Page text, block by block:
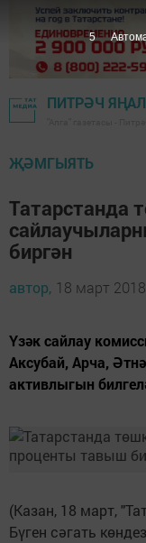
ПИТРӘЧ
ҖӘМГЫЯТЬ
Татарстанда
биргән
автор, 18 март
Үзәк сайлау
Аксубай, Арча,
активлыгын
(Казан, 18 март,
Бүген сәгать
5